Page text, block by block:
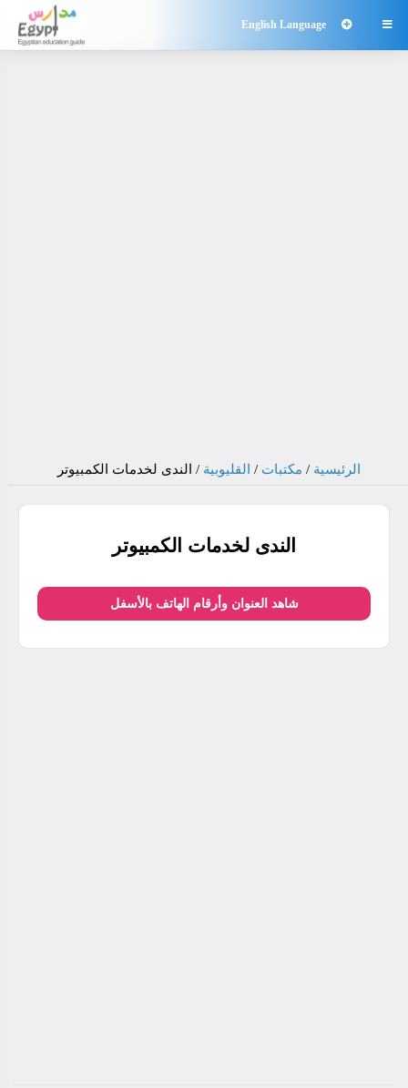

English Language
الرئيسية / مكتبات / القليوبية / الندى لخدمات الكمبيوتر
الندى لخدمات الكمبيوتر
شاهد العنوان وأرقام الهاتف بالأسفل